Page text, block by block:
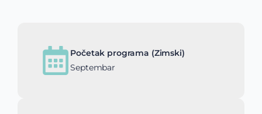
Početak programa (Zimski)
Septembar